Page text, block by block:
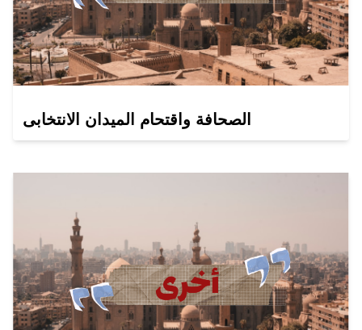
الصحافة واقتحام الميدان الانتخابى